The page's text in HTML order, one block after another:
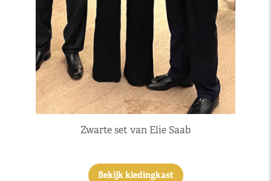
Zwarte set van Elie Saab
Bekijk kledingkast